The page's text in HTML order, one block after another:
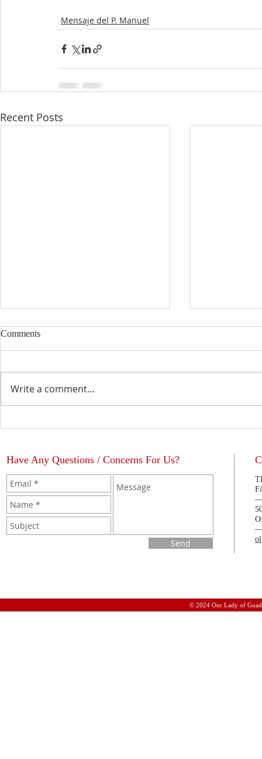
Mensaje del P. Manuel
Recent Posts
Comments
Write a comment...
Have Any Questions / Concerns For Us?
Send
© 2024 Our Lady of